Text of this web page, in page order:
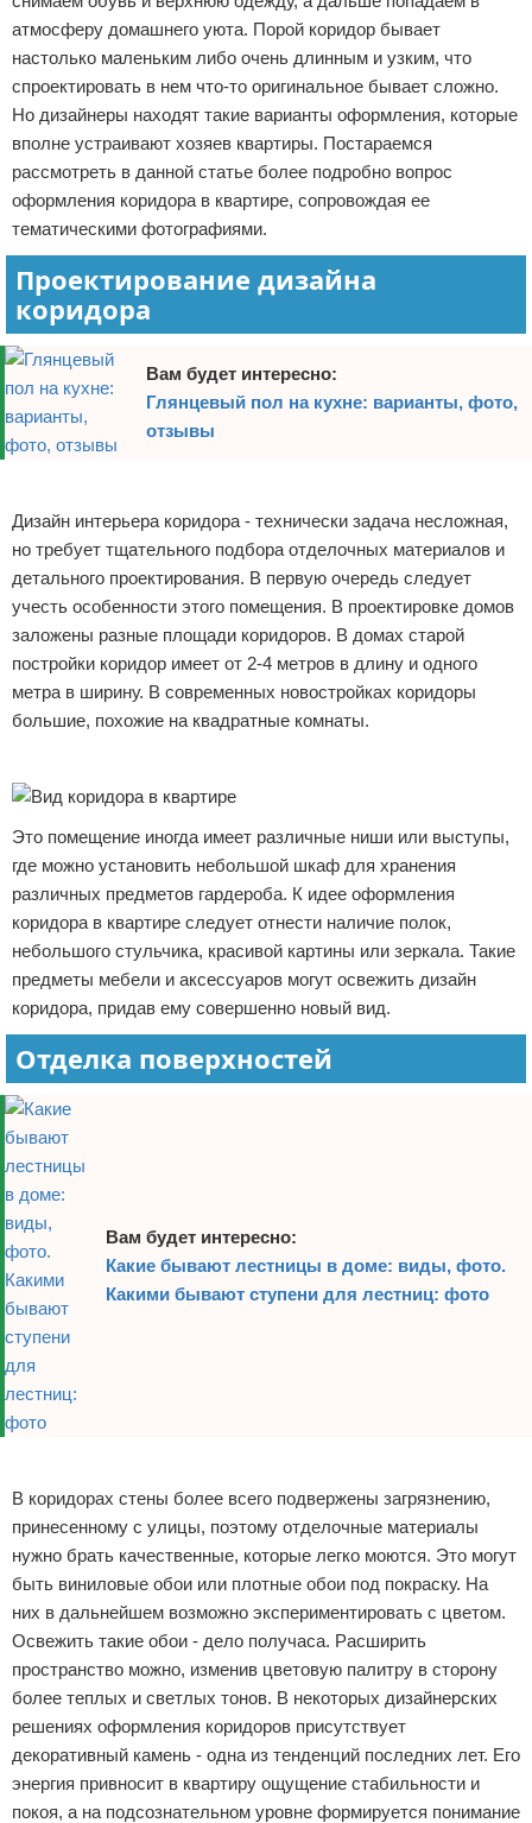
Домашний быт
Коммунальные услуги
Сантехника
Безопасность
Стройматериалы
Разное
Отказ от ответственности
атмосферу домашнего уюта. Порой коридор бывает
настолько маленьким либо очень длинным и узким, что
спроектировать в нем что-то оригинальное бывает сложно.
Но дизайнеры находят такие варианты оформления, которые
вполне устраивают хозяев квартиры. Постараемся
рассмотреть в данной статье более подробно вопрос
оформления коридора в квартире, сопровождая ее
тематическими фотографиями.
Проектирование дизайна
коридора
Вам будет интересно:
Глянцевый пол на кухне: варианты, фото,
отзывы
Дизайн интерьера коридора - технически задача несложная,
но требует тщательного подбора отделочных материалов и
детального проектирования. В первую очередь следует
учесть особенности этого помещения. В проектировке домов
заложены разные площади коридоров. В домах старой
постройки коридор имеет от 2-4 метров в длину и одного
метра в ширину. В современных новостройках коридоры
большие, похожие на квадратные комнаты.
Это помещение иногда имеет различные ниши или выступы,
где можно установить небольшой шкаф для хранения
различных предметов гардероба. К идее оформления
коридора в квартире следует отнести наличие полок,
небольшого стульчика, красивой картины или зеркала. Такие
предметы мебели и аксессуаров могут освежить дизайн
коридора, придав ему совершенно новый вид.
Отделка поверхностей
Вам будет интересно:
Какие бывают лестницы в доме: виды, фото.
Какими бывают ступени для лестниц: фото
В коридорах стены более всего подвержены загрязнению,
принесенному с улицы, поэтому отделочные материалы
нужно брать качественные, которые легко моются. Это могут
быть виниловые обои или плотные обои под покраску. На
них в дальнейшем возможно экспериментировать с цветом.
Освежить такие обои - дело получаса. Расширить
пространство можно, изменив цветовую палитру в сторону
более теплых и светлых тонов. В некоторых дизайнерских
решениях оформления коридоров присутствует
декоративный камень - одна из тенденций последних лет. Его
энергия привносит в квартиру ощущение стабильности и
покоя, а на подсознательном уровне формируется понимание